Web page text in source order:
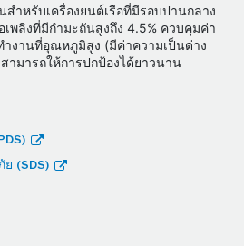
ำหรับเครื่องยนต์เรือที่มีรอบปานกลาง
พลิงที่มีกำมะถันสูงถึง 4.5% ควบคุมค่า
งานที่อุณหภูมิสูง (มีค่าความเป็นด่าง
ามารถให้การปกป้องได้ยาวนาน
(SDS)